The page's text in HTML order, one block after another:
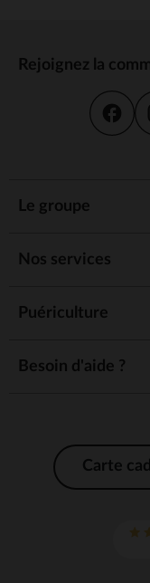
Rejoignez la
Le groupe
Nos services
Puériculture
Besoin d'aide ?
Carte